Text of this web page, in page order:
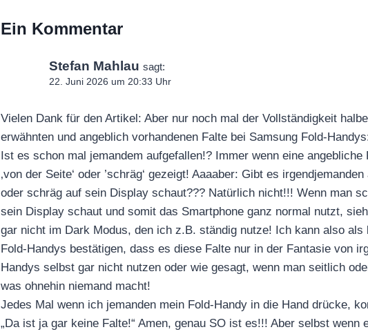
Ein Kommentar
Stefan Mahlau sagt:
22. Juni 2026 um 20:33 Uhr
Vielen Dank für den Artikel: Aber nur noch mal der Vollständigkeit
erwähnten und angeblich vorhandenen Falte bei Samsung Fold-
Ist es schon mal jemandem aufgefallen!? Immer wenn eine
‚von der Seite‘ oder ’schräg‘ gezeigt! Aaaaber: Gibt es
oder schräg auf sein Display schaut??? Natürlich nicht!!! Wenn man
sein Display schaut und somit das Smartphone ganz normal nutzt,
gar nicht im Dark Modus, den ich z.B. ständig nutze! Ich kann also als
Fold-Handys bestätigen, dass es diese Falte nur in der Fantasie von
Handys selbst gar nicht nutzen oder wie gesagt, wenn man seitlich
was ohnehin niemand macht!
Jedes Mal wenn ich jemanden mein Fold-Handy in die Hand drücke,
„Da ist ja gar keine Falte!“ Amen, genau SO ist es!!! Aber selbst wenn